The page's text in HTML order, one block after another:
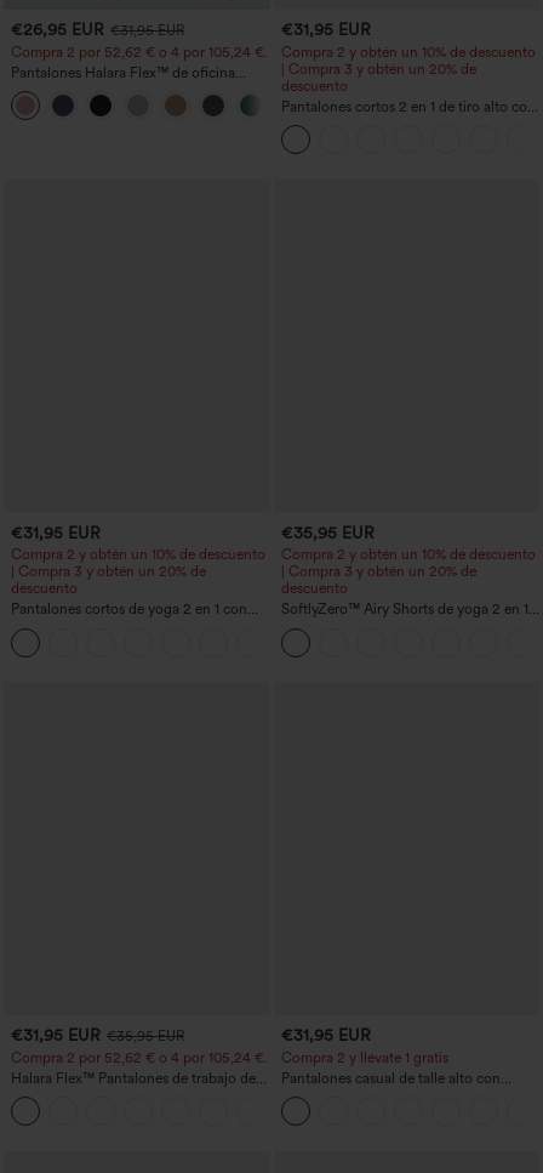
€26,95 EUR €31,95 EUR
Compra 2 por 52,62 € o 4 por 105,24 €.
Pantalones Halara Flex™ de oficina
anchos plisados de tiro alto con bolsillos
en tela tipo gofre
+21
€31,95 EUR
Compra 2 y obtén un 10% de descuento
| Compra 3 y obtén un 20% de
descuento
Pantalones cortos 2 en 1 de tiro alto con
bolsillo interior y trasero
€31,95 EUR
Compra 2 y obtén un 10% de descuento
| Compra 3 y obtén un 20% de
descuento
Pantalones cortos de yoga 2 en 1 con
bolsillo trasero de talle muy alto y
bolsillo lateral oculto de 5&#39;&#39;
de longitud más larga
€35,95 EUR
Compra 2 y obtén un 10% de descuento
| Compra 3 y obtén un 20% de
descuento
SoftlyZero™ Airy Shorts de yoga 2 en 1
InstantCool de talle súper alto, 7" con
bolsillos
€31,95 EUR €35,95 EUR
Compra 2 por 52,62 € o 4 por 105,24 €.
Halara Flex™ Pantalones de trabajo de
talle alto, moldeadores del cuerpo, que
estilizan la cintura, con bolsillos, de
pierna ancha en micro‑waffle
€31,95 EUR
Compra 2 y llévate 1 gratis
Pantalones casual de talle alto con
cordón, pernera ancha, en mezcla de
lino y con bolsillos